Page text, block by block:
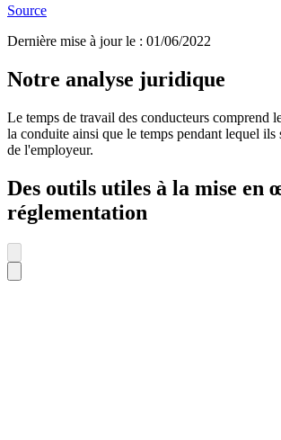
Source
Dernière mise à jour le : 01/06/2022
Notre analyse juridique
Le temps de travail des conducteurs comprend
la conduite ainsi que le temps pendant lequel ils
de l'employeur.
Des outils utiles à la mise en
réglementation